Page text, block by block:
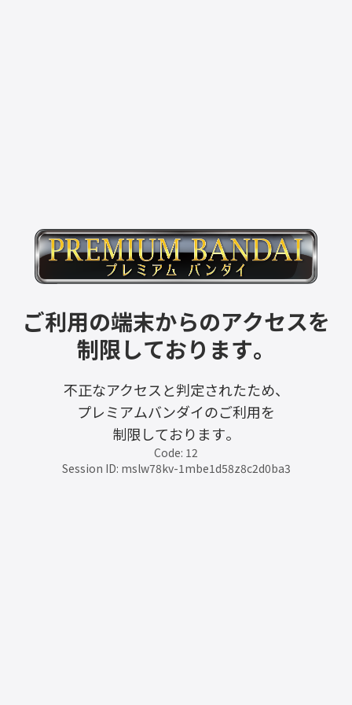
ご利用の端末からのアクセスを
制限しております。
不正なアクセスと判定されたため、
プレミアムバンダイのご利用を
制限しております。
Code: 12
Session ID: mslw78kv-1mbe1d58z8c2d0ba3